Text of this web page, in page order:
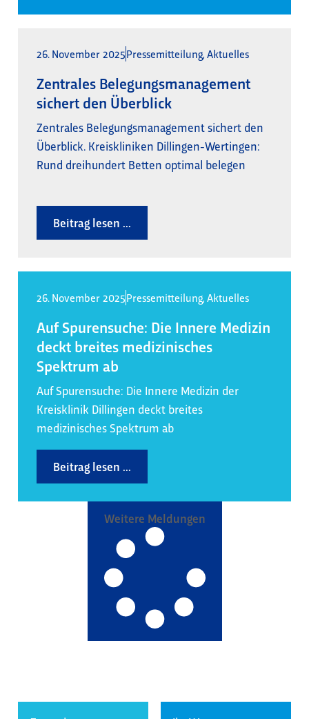
26. November 2025Pressemitteilung,Aktuelles
Zentrales Belegungsmanagement
sichert den Überblick
Zentrales Belegungsmanagement sichert den
Überblick. Kreiskliniken Dillingen-Wertingen:
Rund dreihundert Betten optimal belegen
Beitrag lesen ...
26. November 2025Pressemitteilung,Aktuelles
Auf Spurensuche: Die Innere Medizin
deckt breites medizinisches
Spektrum ab
Auf Spurensuche: Die Innere Medizin der
Kreisklinik Dillingen deckt breites
medizinisches Spektrum ab
Beitrag lesen ...
Weitere Meldungen